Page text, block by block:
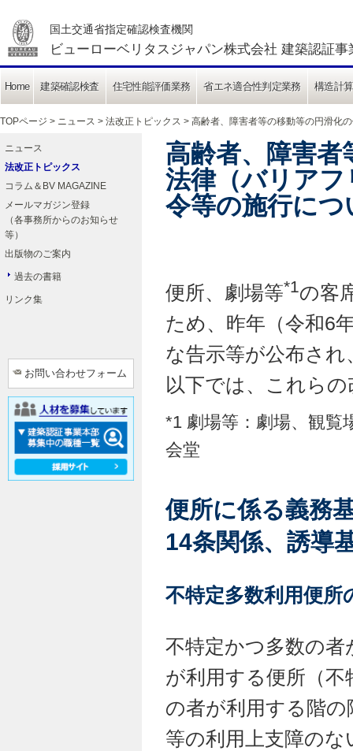
国土交通省指定確認検査機関
ビューローベリタスジャパン株式会社 建築認証事
Home 建築確認検査 住宅性能評価業務 省エネ適合性判定業務 構造計
TOPページ > ニュース > 法改正トピックス > 高齢者、障害者等の移動等の円滑化
ニュース
法改正トピックス
コラム＆BV MAGAZINE
メールマガジン登録
（各事務所からのお知らせ
等）
出版物のご案内
過去の書籍
リンク集
お問い合わせフォーム
高齢者、障害
法律（バリア
令等の施行につ
便所、劇場等*1の客
ため、昨年（令和6
な告示等が公布さ
以下では、これら
*1 劇場等：劇場、観覧
会堂
便所に係る義務
14条関係、誘導
不特定多数利用便所
不特定かつ多数の
が利用する便所（
の者が利用する階
等の利用上支障の